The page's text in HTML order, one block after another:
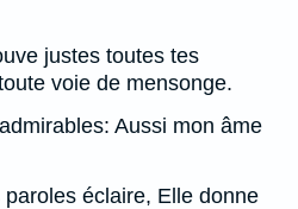
justes toutes tes
voie de mensonge.
Aussi mon âme
éclaire, Elle donne